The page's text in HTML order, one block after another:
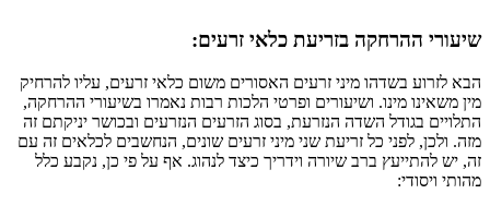
שיעורי ההרחקה בזריעת כלאי זרעים:
הבא לזרוע בשדהו מיני זרעים האסורים משום כלאי זרעים, עליו להרחיק
מין משאינו מינו. ושיעורים ופרטי הלכות רבות נאמרו בשיעורי ההרחקה,
התלויים בגודל השדה הנזרעת, בסוג הזרעים הנזרעים ובכושר יניקתם זה
מזה. ולכן, לפני כל זריעת שני מיני זרעים שונים, הנחשבים לכלאים זה עם
זה, יש להתייעץ ברב שיורה וידריך כיצד לנהוג. אף על פי כן, נקבע כלל
מהותי ויסודי: